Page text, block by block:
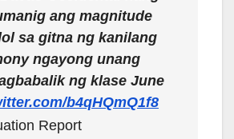
ang magnitude
sa gitna ng kanilang
ngayong unang
ng klase June
b4qHQmQ1f8
Report